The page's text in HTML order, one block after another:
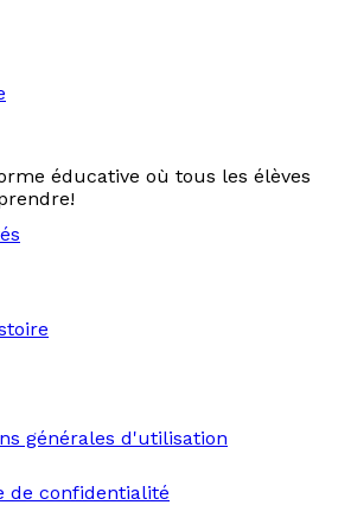
éducative où tous les élèves
générales d'utilisation
de confidentialité